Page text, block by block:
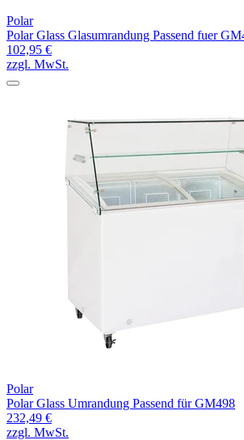
Polar
Polar Glass Glasumrandung Passend fuer
102,95 €
zzgl. MwSt.
Polar
Polar Glass Umrandung Passend für GM498
232,49 €
zzgl. MwSt.